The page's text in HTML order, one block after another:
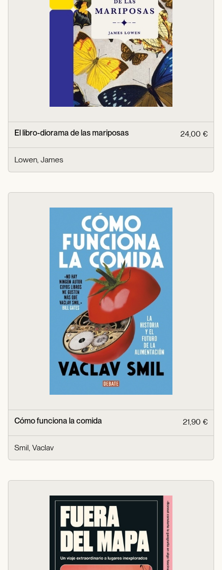
El libro-diorama de las mariposas 24,00 €
Lowen, James
Cómo funciona la comida 21,90 €
Smil, Vaclav